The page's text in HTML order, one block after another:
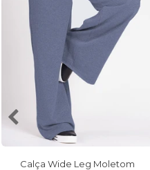
Calça Wide Leg Moletom